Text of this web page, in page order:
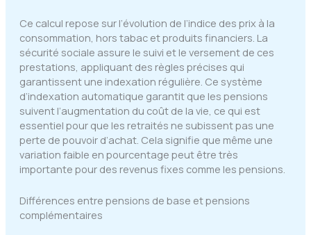
Ce calcul repose sur l’évolution de l’indice des prix à la
consommation, hors tabac et produits financiers. La
sécurité sociale assure le suivi et le versement de ces
prestations, appliquant des règles précises qui
garantissent une indexation régulière. Ce système
d’indexation automatique garantit que les pensions
suivent l’augmentation du coût de la vie, ce qui est
essentiel pour que les retraités ne subissent pas une
perte de pouvoir d’achat. Cela signifie que même une
variation faible en pourcentage peut être très
importante pour des revenus fixes comme les pensions.
Différences entre pensions de base et pensions
complémentaires